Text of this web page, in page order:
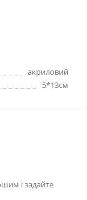
акриловий
5*13см
і задайте